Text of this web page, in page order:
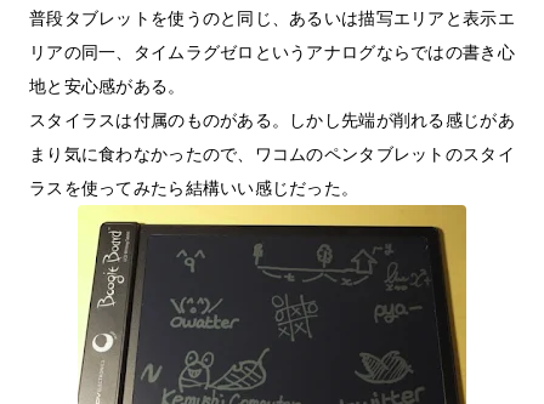
普段タブレットを使うのと同じ、あるいは描写エリアと表示エ
リアの同一、タイムラグゼロというアナログならではの書き心
地と安心感がある。
スタイラスは付属のものがある。しかし先端が削れる感じがあ
まり気に食わなかったので、ワコムのペンタブレットのスタイ
ラスを使ってみたら結構いい感じだった。